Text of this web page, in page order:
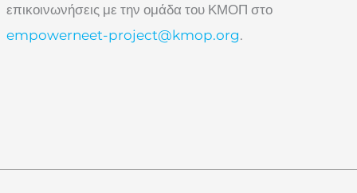
επικοινωνήσεις με την ομάδα του ΚΜΟΠ στο
empowerneet-project@kmop.org.